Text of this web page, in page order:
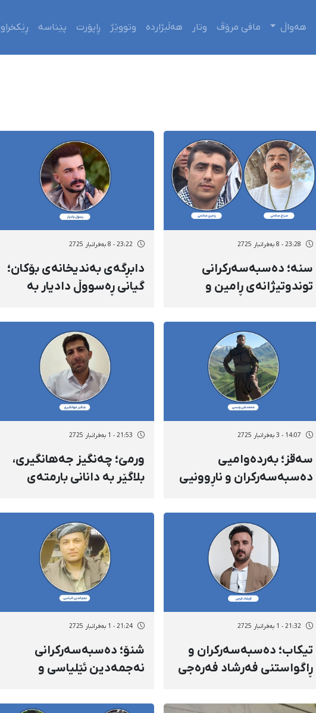
هەواڵ مافی مرۆڤ وتار هەڵبژاردە وتووێژ ڕاپۆرت پێناسە
23:28 - 8 بەفرانبار 2725
سنە؛ دەسبەسەرکرانی
توندوتیژانەی ڕامین و
بێڕێزی بە
گیانلەدەستداوانی
ژینگەپارێز
23:22 - 8 بەفرانبار 2725
دابڕگەی بەندیخانەی بۆکان؛
گیانی ڕەسووڵ دادیار بە
بێبەریکردنی پزیشکی لە
مەترسیی جیدیدایە
14:07 - 3 بەفرانبار 2725
سەقز؛ بەردەوامیی
دەسبەسەرکران و ناڕوونیی
وەیسی، چالاکی ژینگەپارێز
21:53 - 1 بەفرانبار 2725
ورمێ؛ چەنگیز جەهانگیری،
بلاگێر بە دانانی بارمتەی
21:32 - 1 بەفرانبار 2725
تیکاب؛ دەسبەسەرکران و
ڕاگواستنی فەرشاد فەرەجی
حوکمی یەک ساڵ و دوو
21:24 - 1 بەفرانبار 2725
شنۆ؛ دەسبەسەرکرانی
نەجمەدین ئێلیاسی و
نادیار